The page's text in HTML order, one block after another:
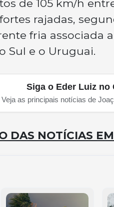
de 105 km/h
rajadas,
fria associada
Sul e o Uruguai.
Siga o Eder Luiz no
Veja as principais notícias de
DAS NOTÍCIAS